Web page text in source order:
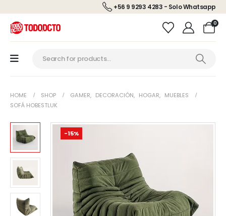
+56 9 9293 4283 - Solo Whatsapp
0
HOME SHOP GAMER, DECORACIÓN, HOGAR, MUEBLES
SOFÁ HOBESTLUK
-15%